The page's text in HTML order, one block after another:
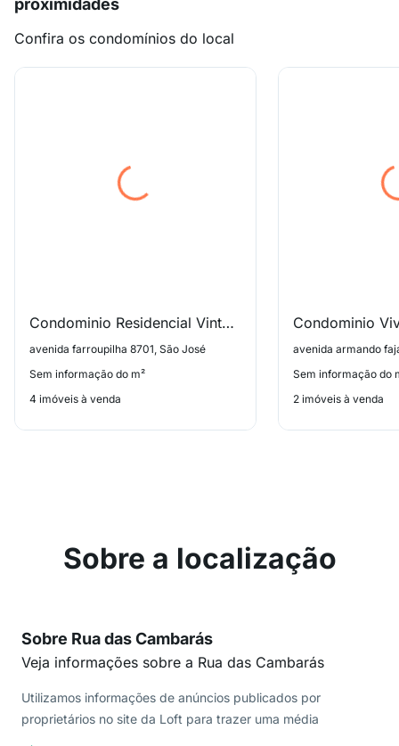
proximidades
Confira os condomínios do local
Condominio Residencial Vinte de Setembro
avenida farroupilha 8701, São José
Sem informação do m²
4 imóveis à venda
Condominio
avenida armando
Sem informação do
2 imóveis à venda
Sobre a localização
Sobre Rua das Cambarás
Veja informações sobre a Rua das Cambarás
Utilizamos informações de anúncios publicados por
proprietários no site da Loft para trazer uma média